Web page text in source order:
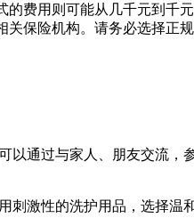
费用则可能从几千元到千
保险机构。请务必选择正
通过与家人、朋友交流，
激性的洗护用品，选择温